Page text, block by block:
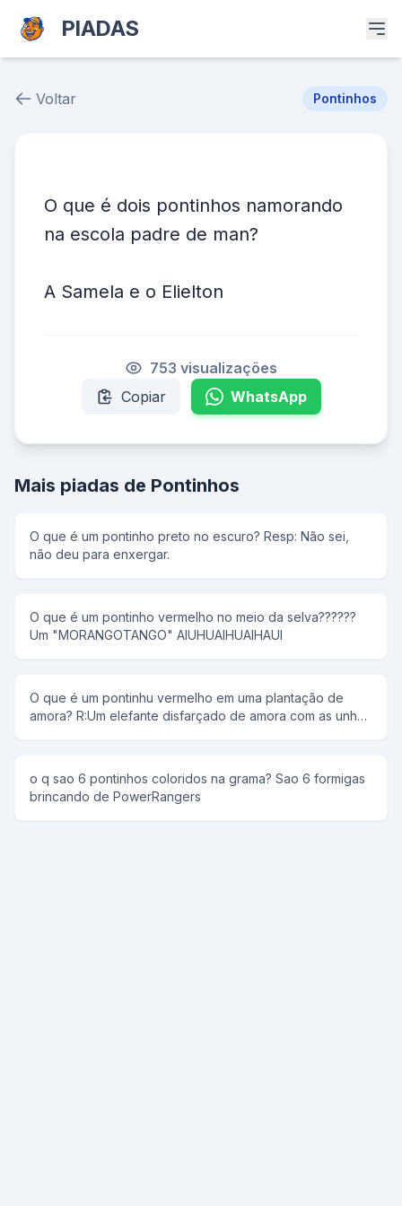
PIADAS
Voltar Pontinhos
O que é dois pontinhos namorando
na escola padre de man?
A Samela e o Elielton
753 visualizações
Copiar
WhatsApp
Mais piadas de Pontinhos
O que é um pontinho preto no escuro? Resp: Não sei,
não deu para enxergar.
O que é um pontinho vermelho no meio da selva??????
Um "MORANGOTANGO" AIUHUAIHUAIHAUI
O que é um pontinhu vermelho em uma plantação de
amora? R:Um elefante disfarçado de amora com as unhas
o q sao 6 pontinhos coloridos na grama? Sao 6 formigas
brincando de PowerRangers